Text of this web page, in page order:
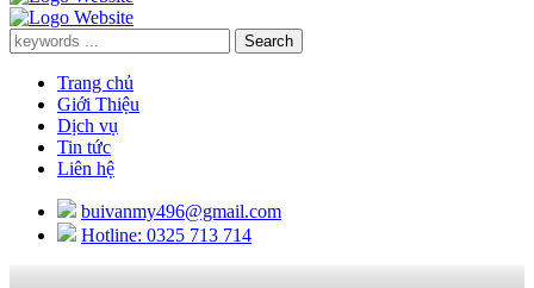
Trang chủ
Giới Thiệu
Dịch vụ
Tin tức
Liên hệ
buivanmy496@gmail.com
Hotline: 0325 713 714